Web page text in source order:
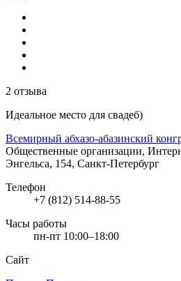
2 отзыва
Идеальное место для свадеб)
Всемирный абхазо-абазинский
Общественные организации,
Энгельса, 154, Санкт-Петербург
Телефон
+7 (812) 514-88-55
Часы работы
пн-пт 10:00–18:00
Сайт